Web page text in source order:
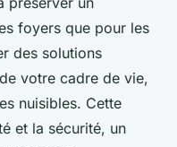
foyers que pour les
des solutions
votre cadre de vie,
nuisibles. Cette
et la sécurité, un